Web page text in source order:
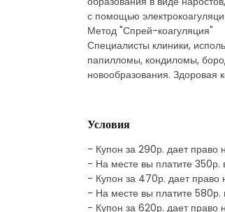
с помощью
Метод "Спрей-коагуляция"
Специалисты клиники,
папилломы, кондиломы,
новообразования. Здоровая
Условия
- Купон за 290р. дает право
- На месте вы платите 350р.
- Купон за 470р. дает право
- На месте вы платите 580р.
- Купон за 620р. дает право